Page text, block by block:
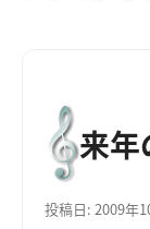
来
投稿日:2009年